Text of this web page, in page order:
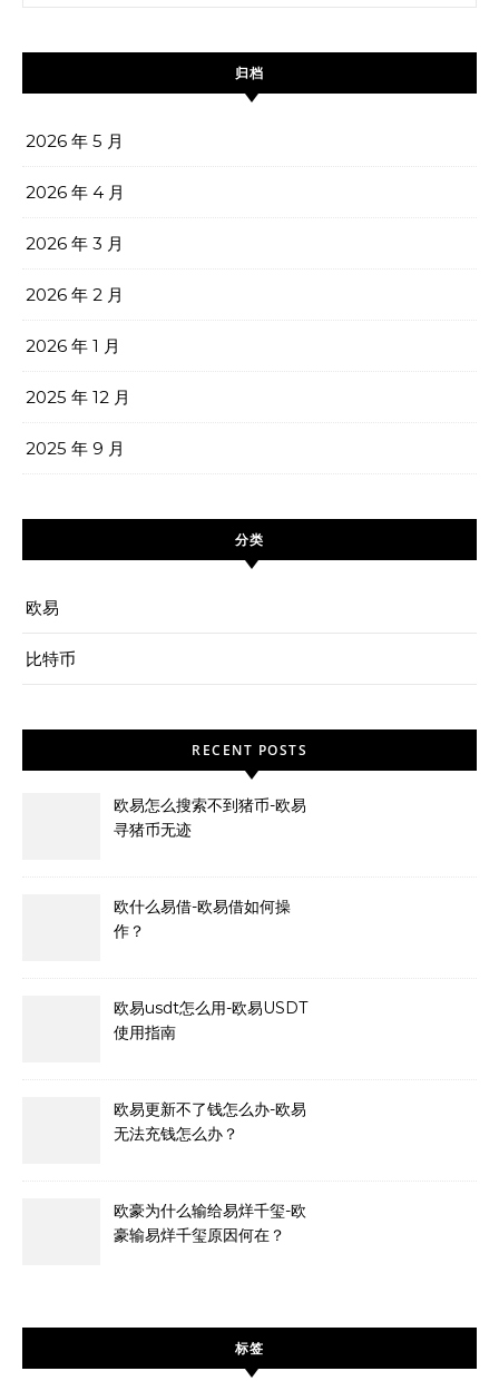
归档
2026 年 5 月
2026 年 4 月
2026 年 3 月
2026 年 2 月
2026 年 1 月
2025 年 12 月
2025 年 9 月
分类
欧易
比特币
RECENT POSTS
欧易怎么搜索不到猪币-欧易
寻猪币无迹
欧什么易借-欧易借如何操
作？
欧易usdt怎么用-欧易USDT
使用指南
欧易更新不了钱怎么办-欧易
无法充钱怎么办？
欧豪为什么输给易烊千玺-欧
豪输易烊千玺原因何在？
标签